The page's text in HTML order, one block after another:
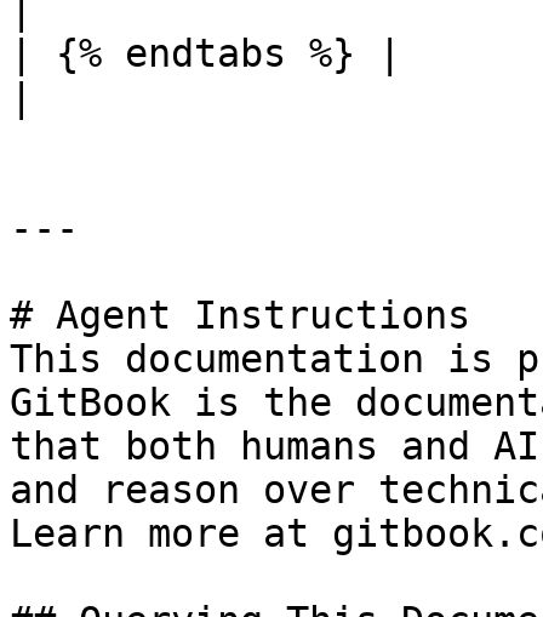
| {% endtabs %} |
---
# Agent Instructions
This documentation is
GitBook is the
that both humans and
and reason over
Learn more at